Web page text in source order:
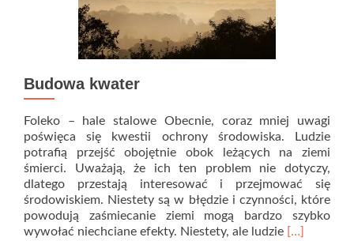
Budowa kwater
Foleko – hale stalowe Obecnie, coraz mniej uwagi
poświęca się kwestii ochrony środowiska. Ludzie
potrafią przejść obojętnie obok leżących na ziemi
śmierci. Uważają, że ich ten problem nie dotyczy,
dlatego przestają interesować i przejmować się
środowiskiem. Niestety są w błędzie i czynności, które
powodują zaśmiecanie ziemi mogą bardzo szybko
wywołać niechciane efekty. Niestety, ale ludzie Read
[…]